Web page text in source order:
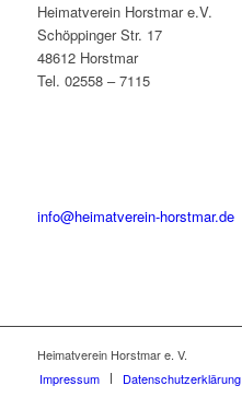
Heimatverein Horstmar e.V.
Schöppinger Str. 17
48612 Horstmar
Tel. 02558 – 7115
info@heimatverein-horstmar.de
Heimatverein Horstmar e. V.
Impressum
Datenschutzerklärung